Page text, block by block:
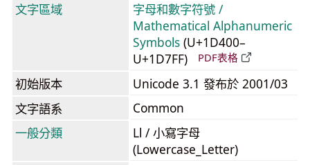
文字區域
字母和數字符號 /
Mathematical Alphanumeric
Symbols (U+1D400–
U+1D7FF)
PDF表格
初始版本
Unicode 3.1 發布於 2001/03
文字語系
Common
一般分類
Ll / 小寫字母
(Lowercase_Letter)